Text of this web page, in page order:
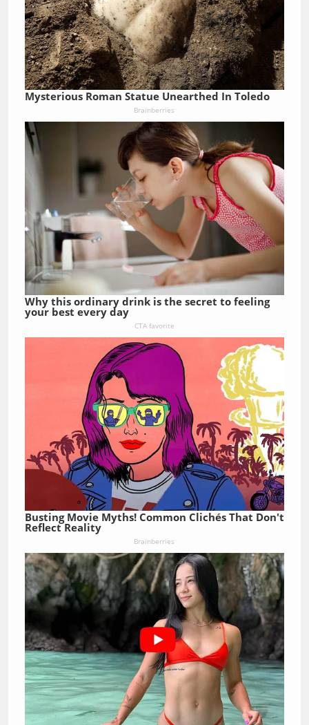
Mysterious Roman Statue Unearthed In Toledo
Brainberries
Why this ordinary drink is the secret to feeling
your best every day
CTA favorite
Busting Movie Myths! Common Clichés That Don't
Reflect Reality
Brainberries